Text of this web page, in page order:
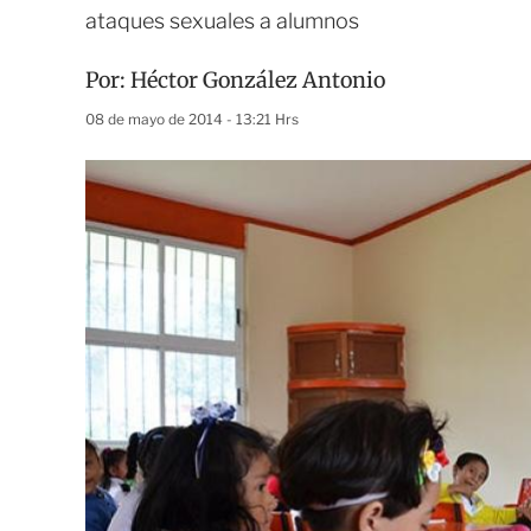
ataques sexuales a alumnos
Por: Héctor González Antonio
08 de mayo de 2014 - 13:21 Hrs